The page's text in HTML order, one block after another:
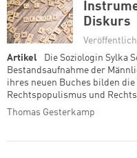
Diskurs
Artikel
Die Soziologin Sylka
Bestandsaufnahme der
ihres neuen Buches bilden
Rechtspopulismus und
Thomas Gesterkamp